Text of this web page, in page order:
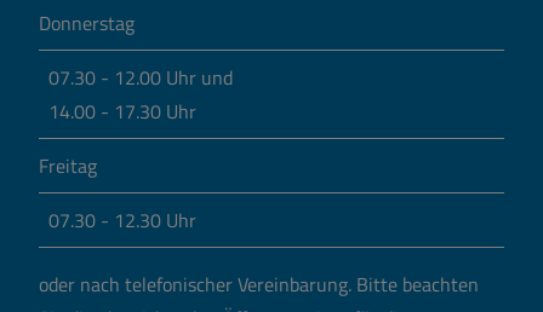
Donnerstag
07.30 - 12.00 Uhr und
14.00 - 17.30 Uhr
Freitag
07.30 - 12.30 Uhr
oder nach telefonischer Vereinbarung. Bitte beachten